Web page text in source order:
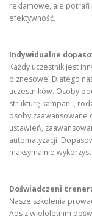
reklamowe, ale potrafi
efektywność.
Indywidualne
Każdy uczestnik jest
biznesowe. Dlatego
uczestników. Osoby
strukturę kampanii,
osoby zaawansowane
ustawień,
automatyzacji.
maksymalnie
Doświadczeni
Nasze szkolenia
Ads z wieloletnim